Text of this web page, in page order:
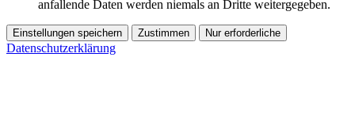
anfallende Daten werden niemals an Dritte weitergegeben.
Einstellungen speichern Zustimmen Nur erforderliche
Datenschutzerklärung